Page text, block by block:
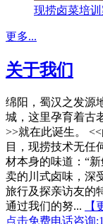
现捞卤菜培
更多...
关于我们
绵阳，蜀汉之发源
城，这里孕育着古
>>就在此诞生。
目，现捞技术无任
材本身的味道：“
卖的川式卤味，深
旅行及探亲访友的
通过我们的努...
【
点击免费电话咨询